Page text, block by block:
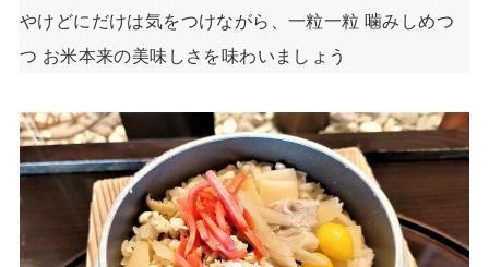
やけどにだけは気をつけながら、一粒一粒 噛みしめつ
つ お米本来の美味しさを味わいましょう